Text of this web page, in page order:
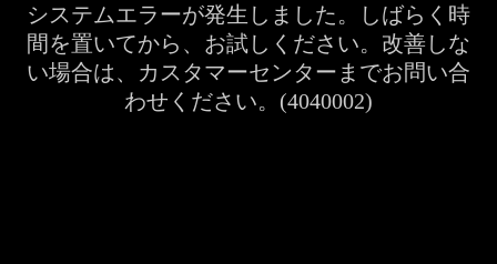
システムエラーが発生しました。しばらく時
間を置いてから、お試しください。改善しな
い場合は、カスタマーセンターまでお問い合
わせください。(4040002)